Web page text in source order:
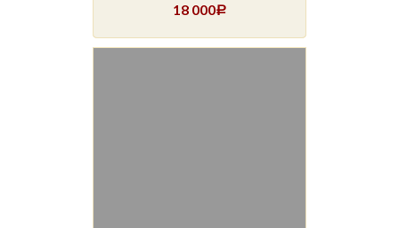
18 000Р